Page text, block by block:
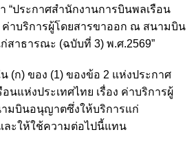
“ประกาศสำนักงานการบินพลเรือน
ค่าบริการผู้โดยสารขาออก ณ สนามบิน
สาธารณะ (ฉบับที่ 3) พ.ศ.2569”
(ก) ของ (1) ของข้อ 2 แห่งประกาศ
นแห่งประเทศไทย เรื่อง ค่าบริการผู้
มบินอนุญาตซึ่งให้บริการแก่
ละให้ใช้ความต่อไปนี้แทน